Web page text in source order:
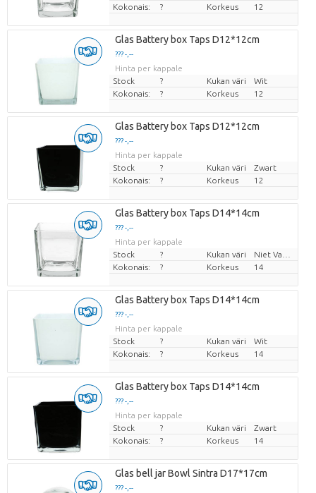
Kokonais:
? Korkeus 12
Glas Battery box Taps D12*12cm
??? -,--
Hinta per kappale
Stock
? Kukan väri
Wit
Kokonais:
? Korkeus 12
Glas Battery box Taps D12*12cm
??? -,--
Hinta per kappale
Stock
? Kukan väri
Zwart
Kokonais:
? Korkeus 12
Glas Battery box Taps D14*14cm
??? -,--
Hinta per kappale
Stock
? Kukan väri
Kokonais:
? Korkeus 14
Glas Battery box Taps D14*14cm
??? -,--
Hinta per kappale
Stock
? Kukan väri
Wit
Kokonais:
? Korkeus 14
Glas Battery box Taps D14*14cm
??? -,--
Hinta per kappale
Stock
? Kukan väri
Zwart
Kokonais:
? Korkeus 14
Glas bell jar Bowl Sintra D17*17cm
??? -,--